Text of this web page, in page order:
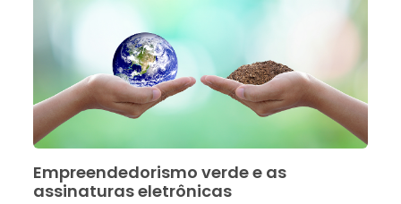
Empreendedorismo verde e as
assinaturas eletrônicas